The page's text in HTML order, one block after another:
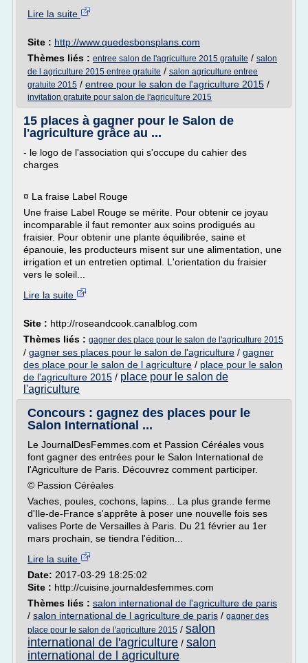
Lire la suite
Site : http://www.quedesbonsplans.com
Thèmes liés : entree salon de l'agriculture 2015 gratuite / salon
de l agriculture 2015 entree gratuite / salon agriculture entree
gratuite 2015 / entree pour le salon de l'agriculture 2015 /
invitation gratuite pour salon de l'agriculture 2015
15 places à gagner pour le Salon de
l'agriculture grâce au ...
- le logo de l'association qui s'occupe du cahier des
charges
¤ La fraise Label Rouge
Une fraise Label Rouge se mérite. Pour obtenir ce joyau
incomparable il faut remonter aux soins prodigués au
fraisier. Pour obtenir une plante équilibrée, saine et
épanouie, les producteurs misent sur une alimentation, une
irrigation et un entretien optimal. L'orientation du fraisier
vers le soleil...
Lire la suite
Site : http://roseandcook.canalblog.com
Thèmes liés : gagner des place pour le salon de l'agriculture 2015
/ gagner ses places pour le salon de l'agriculture / gagner
des place pour le salon de l agriculture / place pour le salon
de l'agriculture 2015 / place pour le salon de
l'agriculture
Concours : gagnez des places pour le
Salon International ...
Le JournalDesFemmes.com et Passion Céréales vous
font gagner des entrées pour le Salon International de
l'Agriculture de Paris. Découvrez comment participer.
© Passion Céréales
Vaches, poules, cochons, lapins... La plus grande ferme
d'Ile-de-France s'apprête à poser une nouvelle fois ses
valises Porte de Versailles à Paris. Du 21 février au 1er
mars prochain, se tiendra l'édition...
Lire la suite
Date: 2017-03-29 18:25:02
Site : http://cuisine.journaldesfemmes.com
Thèmes liés : salon international de l'agriculture de paris
/ salon international de l agriculture de paris / gagner des
place pour le salon de l'agriculture 2015 / salon
international de l'agriculture / salon
international de l agriculture